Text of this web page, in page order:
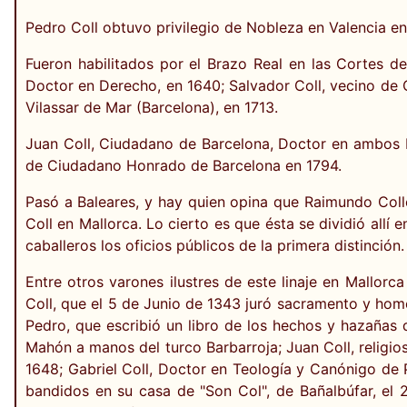
Pedro Coll obtuvo privilegio de Nobleza en Valencia
Fueron habilitados por el Brazo Real en las Cortes
Doctor en Derecho, en 1640; Salvador Coll, vecino
Vilassar de Mar (Barcelona), en 1713.
Juan Coll, Ciudadano de Barcelona, Doctor en
de Ciudadano Honrado de Barcelona en 1794.
Pasó a Baleares, y hay quien opina que Raimundo
Coll en Mallorca. Lo cierto es que ésta se dividió allí
caballeros los oficios públicos de la primera distinción.
Entre otros varones ilustres de este linaje en
Coll, que el 5 de Junio de 1343 juró sacramento y
Pedro, que escribió un libro de los hechos y
Mahón a manos del turco Barbarroja; Juan Coll,
1648; Gabriel Coll, Doctor en Teología y Canónigo
bandidos en su casa de "Son Col", de Bañalbúfar,